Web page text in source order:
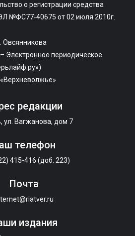
о регистрации средства
№ФС77-40675 от 02 июля 2010г.
Овсянникова
Электронное периодическое
редакции
ул. Вагжанова, дом 7
телефон
415-416 (доб. 223)
Почта
издания